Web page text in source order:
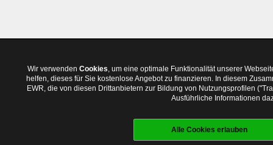
Wir verwenden Cookies, um eine optimale Funktionalität unserer
helfen, dieses für Sie kostenlose Angebot zu finanzieren. In diesem
EWR, die von diesen Drittanbietern zur Bildung von Nutzungsprofilen
Ausführliche Informationen
Alle Cookies erlauben